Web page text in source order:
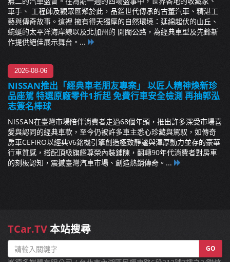
車手、 工程師及觀眾匯聚於此，品鑑世代傳承的古董汽車、精湛工
藝與傳奇故事。這裡 擁有得天獨厚的自然環境：延綿起伏的山丘、
蜿蜒的太平洋海岸線以及北加州的 開闊公路，為經典車型及先鋒新
作提供絕佳展示舞台。...
2026-08-06
NISSAN推出「經典車老朋友專案」 以匠人精神煥新珍
品座駕 特選原廠零件1折起 免費行車安全檢測 再抽郭泓
志簽名棒球
NISSAN在臺灣市場陪伴消費者走過68個年頭，推出許多深受市場喜
愛與認同的經典車款，至今仍被許多車主悉心珍藏與駕馭，如傳奇
房車CEFIRO以經典V6銘機引擎創造極致靜謐與渾厚動力並存的豪華
行車質感，搭配頂級旗艦尊榮內裝鋪陳，翻轉90年代消費者對房車
的刻板認知，震撼臺灣汽車市場、創造熱銷傳奇。...
TCar.TV本站搜尋
GO